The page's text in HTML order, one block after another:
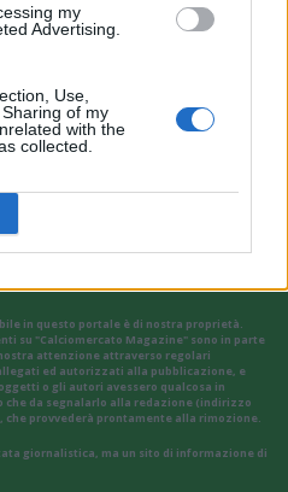
my
Advertising.
Use,
of my
with the
collected.
CLASSICA
in questo portale è di nostra proprietà.
su "Calciomercato Magazine" sono in parte
attenzione attraverso regolari
ed autorizzati alla pubblicazione, e
o gli autori avessero qualcosa in
da segnalarlo alla redazione (indirizzo
che provvederà prontamente alla rimozione.
giornalistica, ma un sito di informazione di